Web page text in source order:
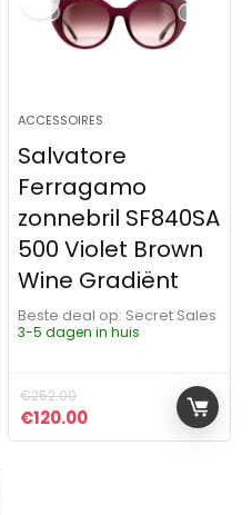
€535.00.
ACCESSOIRES
Salvatore
Ferragamo
zonnebril SF840SA
500 Violet Brown
Wine Gradiënt
Beste deal op:
Secret Sales
3-5 dagen in huis
€252.00
Oorspronkelijke prijs was:
€120.00Huidige prijs is: